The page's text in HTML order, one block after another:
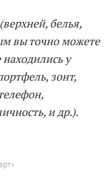
белья,
вы точно можете
у
зонт,
и др.).